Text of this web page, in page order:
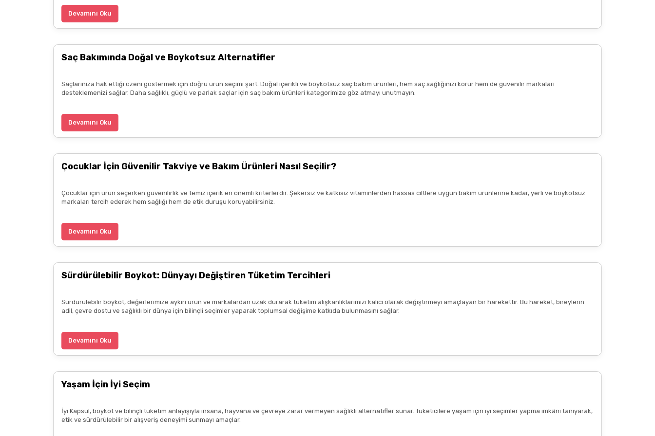
İlk alışverişimdi,çok memnun kaldım. Kargom hızlı geldi,özenli paketlenmişti.
Fiyatları piyasadan araştıranlar farkedecektir benim aldıklarım burada daha
k... ö... | 20/05/2025
3.alışverişim çok memnunum boykot hassasiyeti ilk tercih sebebimdi iletişim ve
ürün hakkında detaylı bilgiler hızlı kargo bütün işleyiş çok güzel
B... P... | 11/04/2025
diliyorum.
Zeynep Akgöz | 25/03/2025
teşekkür ediyorum. Herkesin emeğine sağlık :)
Zeynep Akgöz | 25/03/2025
Deneyimini Paylaş
Devamını Oku
Saç Bakımında Doğal ve Boykotsuz Alternatifler
Saçlarınıza hak ettiği özeni göstermek için doğru ürün seçimi şart. Doğal içerikli ve boykotsuz saç bakım ürünleri, hem saç sağlığınızı korur hem de güvenilir markaları
desteklemenizi sağlar. Daha sağlıklı, güçlü ve parlak saçlar için saç bakım ürünleri kategorimize göz atmayı unutmayın.
Devamını Oku
Çocuklar İçin Güvenilir Takviye ve Bakım Ürünleri Nasıl Seçilir?
Çocuklar için ürün seçerken güvenilirlik ve temiz içerik en önemli kriterlerdir. Şekersiz ve katkısız vitaminlerden hassas ciltlere uygun bakım ürünlerine kadar, yerli ve boykotsuz
markaları tercih ederek hem sağlığı hem de etik duruşu koruyabilirsiniz.
Devamını Oku
Sürdürülebilir Boykot: Dünyayı Değiştiren Tüketim Tercihleri
Sürdürülebilir boykot, değerlerimize aykırı ürün ve markalardan uzak durarak tüketim alışkanlıklarımızı kalıcı olarak değiştirmeyi amaçlayan bir harekettir. Bu hareket, bireylerin
adil, çevre dostu ve sağlıklı bir dünya için bilinçli seçimler yaparak toplumsal değişime katkıda bulunmasını sağlar.
Devamını Oku
Yaşam İçin İyi Seçim
İyi Kapsül, boykot ve bilinçli tüketim anlayışıyla insana, hayvana ve çevreye zarar vermeyen sağlıklı alternatifler sunar. Tüketicilere yaşam için iyi seçimler yapma imkânı tanıyarak,
etik ve sürdürülebilir bir alışveriş deneyimi sunmayı amaçlar.